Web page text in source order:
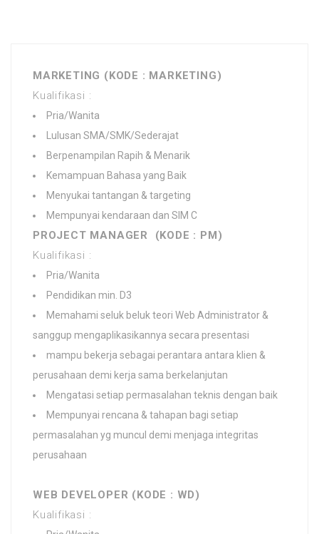
MARKETING (KODE : MARKETING)
Kualifikasi :
Pria/Wanita
Lulusan SMA/SMK/Sederajat
Berpenampilan Rapih & Menarik
Kemampuan Bahasa yang Baik
Menyukai tantangan & targeting
Mempunyai kendaraan dan SIM C
PROJECT MANAGER (KODE : PM)
Kualifikasi :
Pria/Wanita
Pendidikan min. D3
Memahami seluk beluk teori Web Administrator &
sanggup mengaplikasikannya secara presentasi
mampu bekerja sebagai perantara antara klien &
perusahaan demi kerja sama berkelanjutan
Mengatasi setiap permasalahan teknis dengan baik
Mempunyai rencana & tahapan bagi setiap
permasalahan yg muncul demi menjaga integritas
perusahaan
WEB DEVELOPER (KODE : WD)
Kualifikasi :